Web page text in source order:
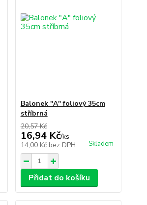
Balonek "A" foliový 35cm
stříbrná
20,57 Kč
16,94 Kč/ks
14,00 Kč bez DPH Skladem
Přidat do košíku